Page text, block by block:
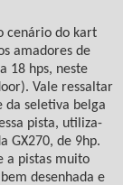
cenário do kart
amadores de
18 hps, neste
Vale ressaltar
da seletiva belga
pista, utiliza-
GX270, de 9hp.
a pistas muito
desenhada e